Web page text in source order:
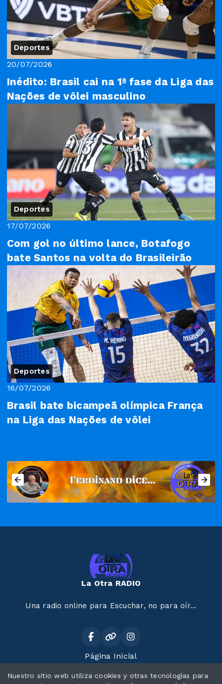
Deportes
20/07/2026
Inédito: Brasil cai na 1ª fase da Liga das
Nações de vôlei masculino
Deportes
17/07/2026
Com gol no último lance, Botafogo
bate Santos na volta do Brasileirão
Deportes
16/07/2026
Brasil bate bicampeã olímpica França
na Liga das Nações de vôlei
La Otra RADIO
Una radio online para Escuchar, no para oír...
Página Inicial
Programación
Nuestro sitio web utiliza cookies y otras tecnologías para